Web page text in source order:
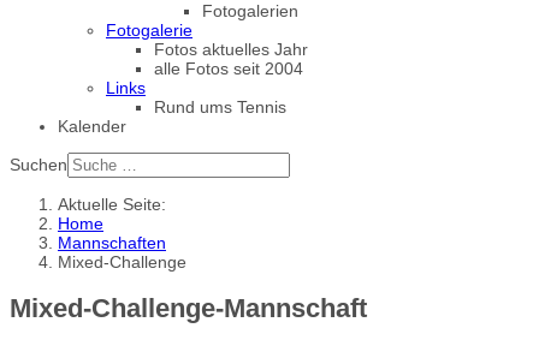
Fotogalerien
Fotogalerie
Fotos aktuelles Jahr
alle Fotos seit 2004
Links
Rund ums Tennis
Kalender
Suchen
Aktuelle Seite:
Home
Mannschaften
Mixed-Challenge
Mixed-Challenge-Mannschaft